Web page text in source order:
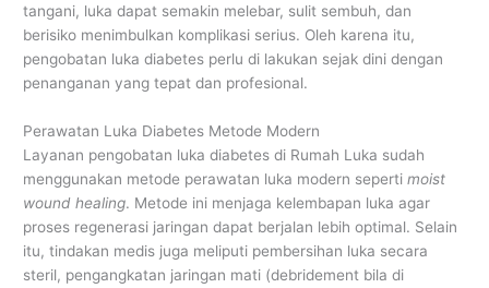
tangani, luka dapat semakin melebar, sulit sembuh, dan
berisiko menimbulkan komplikasi serius. Oleh karena itu,
pengobatan luka diabetes perlu di lakukan sejak dini dengan
penanganan yang tepat dan profesional.
Perawatan Luka Diabetes Metode Modern
Layanan pengobatan luka diabetes di Rumah Luka sudah
menggunakan metode perawatan luka modern sepertimoist
wound healing. Metode ini menjaga kelembapan luka agar
proses regenerasi jaringan dapat berjalan lebih optimal. Selain
itu, tindakan medis juga meliputi pembersihan luka secara
steril, pengangkatan jaringan mati (debridement bila di